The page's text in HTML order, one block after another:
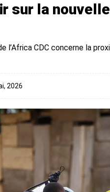
sur la
l’Africa CDC concerne la
2026